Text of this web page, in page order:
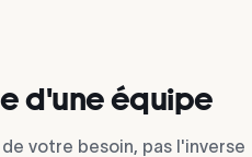
d'une équipe
votre besoin, pas l'inverse